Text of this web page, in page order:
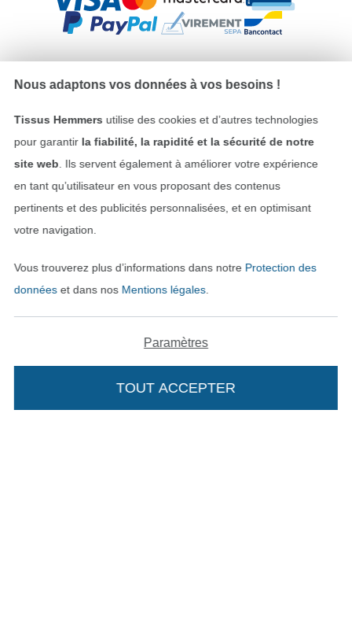
Protection des données
Droit de rétractation
Contact
Passer à la boutique allemande
Nous adaptons vos données à vos besoins !
Tissus Hemmers utilise des cookies et d’autres technologies
pour garantir la fiabilité, la rapidité et la sécurité de notre
site web . Ils servent également à améliorer votre expérience
en tant qu’utilisateur en vous proposant des contenus
pertinents et des publicités personnalisées, et en optimisant
votre navigation.
Vous trouverez plus d’informations dans notre Protection des
donnéeset dans nos Mentions légales.
Paramètres
TOUT ACCEPTER